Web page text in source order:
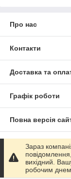
Про нас
Контакти
Доставка та
Графік роботи
Повна версія
Сайт створено
Політика
Зараз
вихідний.
робочим днем.